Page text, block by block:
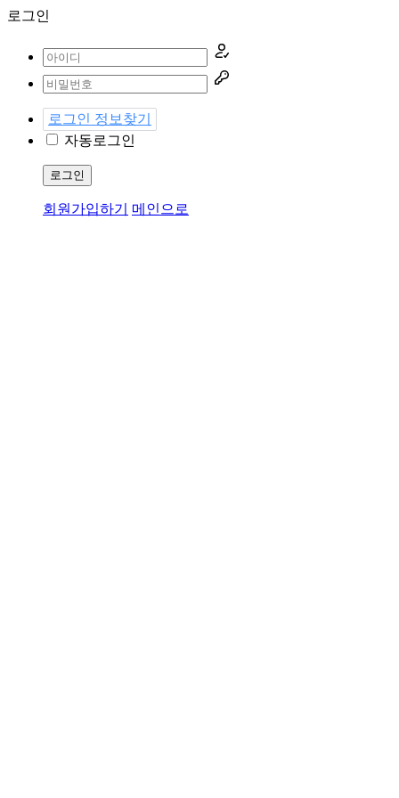
로그인
로그인 정보찾기
자동로그인
로그인
회원가입하기 메인으로